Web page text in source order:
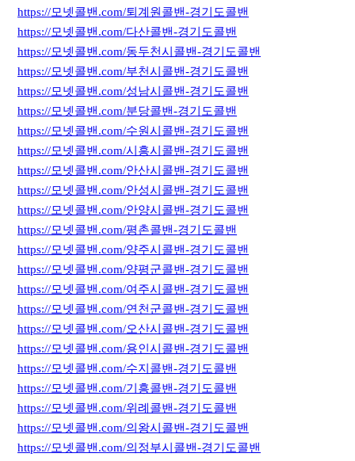
https://모넷콜밴.com/퇴계원콜밴-경기도콜밴
https://모넷콜밴.com/다산콜밴-경기도콜밴
https://모넷콜밴.com/동두천시콜밴-경기도콜밴
https://모넷콜밴.com/부천시콜밴-경기도콜밴
https://모넷콜밴.com/성남시콜밴-경기도콜밴
https://모넷콜밴.com/분당콜밴-경기도콜밴
https://모넷콜밴.com/수원시콜밴-경기도콜밴
https://모넷콜밴.com/시흥시콜밴-경기도콜밴
https://모넷콜밴.com/안산시콜밴-경기도콜밴
https://모넷콜밴.com/안성시콜밴-경기도콜밴
https://모넷콜밴.com/안양시콜밴-경기도콜밴
https://모넷콜밴.com/평촌콜밴-경기도콜밴
https://모넷콜밴.com/양주시콜밴-경기도콜밴
https://모넷콜밴.com/양평군콜밴-경기도콜밴
https://모넷콜밴.com/여주시콜밴-경기도콜밴
https://모넷콜밴.com/연천군콜밴-경기도콜밴
https://모넷콜밴.com/오산시콜밴-경기도콜밴
https://모넷콜밴.com/용인시콜밴-경기도콜밴
https://모넷콜밴.com/수지콜밴-경기도콜밴
https://모넷콜밴.com/기흥콜밴-경기도콜밴
https://모넷콜밴.com/위례콜밴-경기도콜밴
https://모넷콜밴.com/의왕시콜밴-경기도콜밴
https://모넷콜밴.com/의정부시콜밴-경기도콜밴